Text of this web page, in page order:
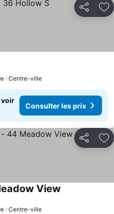
Partager
: Centre-ville
voir
Consulter les prix
Partager
View
: Centre-ville